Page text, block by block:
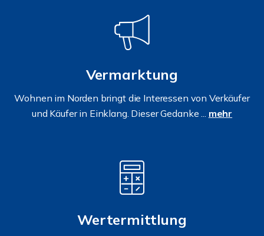
Vermarktung
Wohnen im Norden bringt die Interessen von Verkäufer
und Käufer in Einklang. Dieser Gedanke ... mehr
Wertermittlung